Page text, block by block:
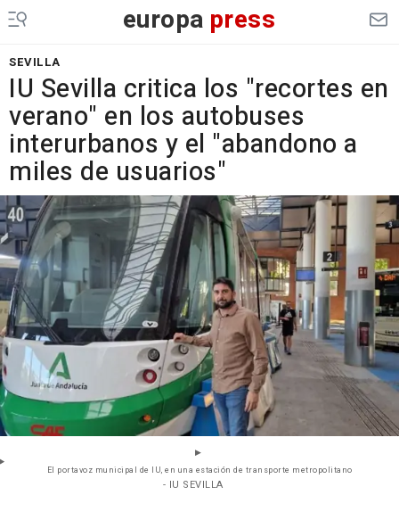
europa press
SEVILLA
IU Sevilla critica los "recortes en
verano" en los autobuses
interurbanos y el "abandono a
miles de usuarios"
El portavoz municipal de IU, en una estación de transporte metropolitano
- IU SEVILLA